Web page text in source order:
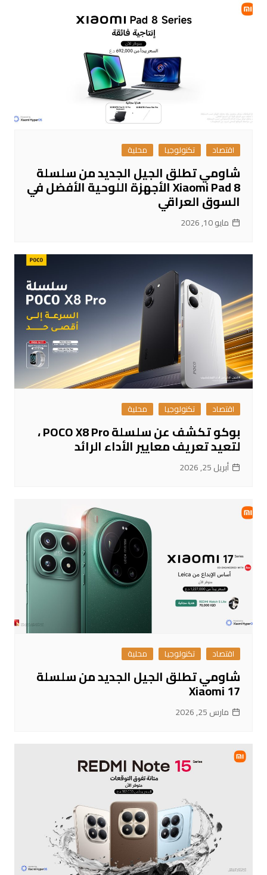
اقتصاد تكنولوجيا محلية
شاومي تطلق الجيل الجديد من سلسلة
Xiaomi Pad 8 الأجهزة اللوحية الأفضل في
السوق العراقي
مايو 10, 2026
اقتصاد تكنولوجيا محلية
بوكو تكشف عن سلسلة POCO X8 Pro ،
لتعيد تعريف معايير الأداء الرائد
أبريل 25, 2026
اقتصاد تكنولوجيا محلية
شاومي تطلق الجيل الجديد من سلسلة
Xiaomi 17
مارس 25, 2026